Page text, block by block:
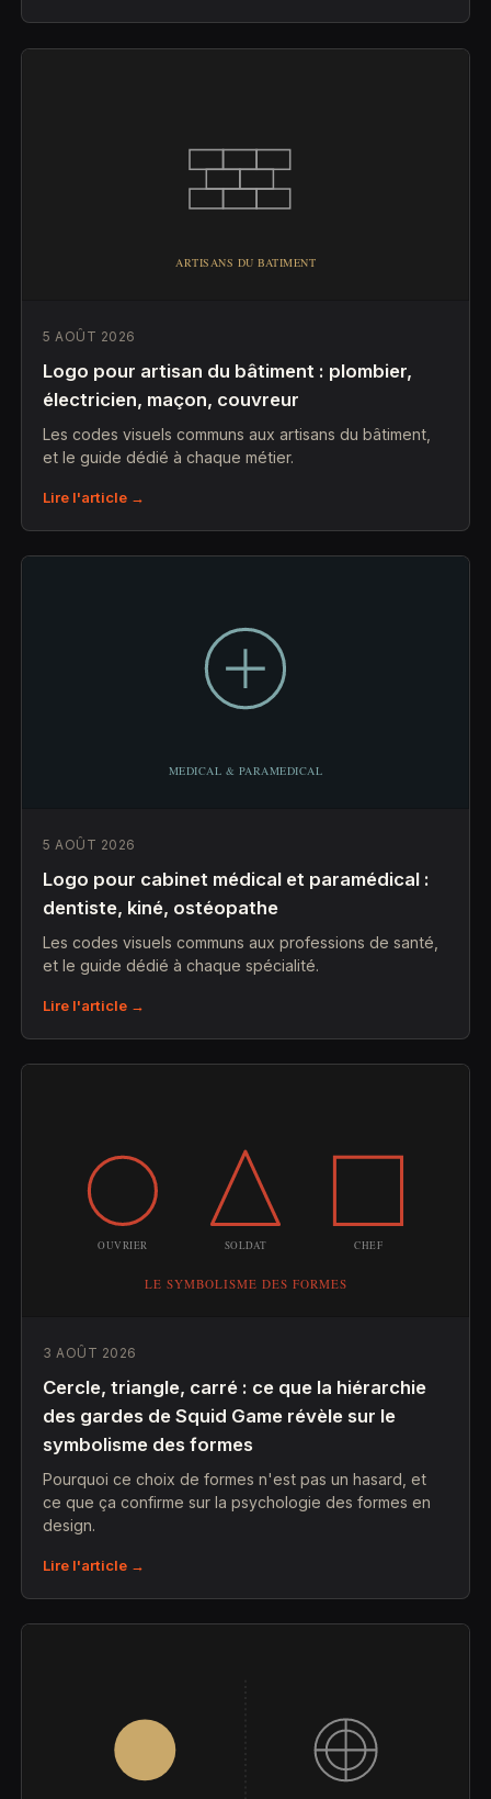
5 AOÛT 2026
Logo pour artisan du bâtiment : plombier,
électricien, maçon, couvreur
Les codes visuels communs aux artisans du bâtiment,
et le guide dédié à chaque métier.
Lire l'article →
5 AOÛT 2026
Logo pour cabinet médical et paramédical :
dentiste, kiné, ostéopathe
Les codes visuels communs aux professions de santé,
et le guide dédié à chaque spécialité.
Lire l'article →
3 AOÛT 2026
Cercle, triangle, carré : ce que la hiérarchie
des gardes de Squid Game révèle sur le
symbolisme des formes
Pourquoi ce choix de formes n'est pas un hasard, et
ce que ça confirme sur la psychologie des formes en
design.
Lire l'article →